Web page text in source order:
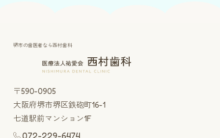
堺市の歯医者なら西村歯科
〒590-0905
大阪府堺市堺区鉄砲町16-1
七道駅前マンション1F
072-229-6474